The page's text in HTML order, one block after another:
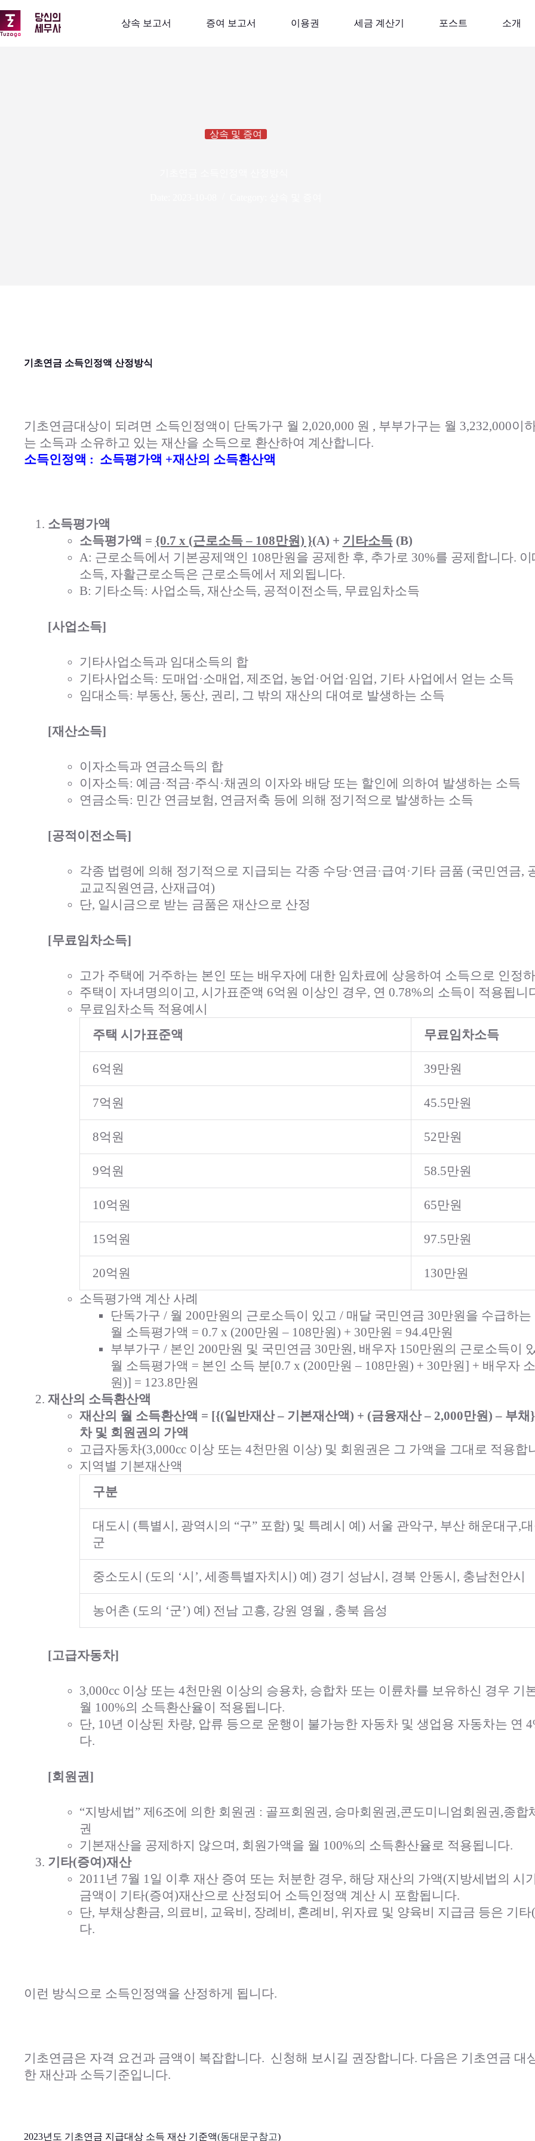
문
으
상속 보고서 증여 보고서 이용권 세금 계산기 포스트 소개
상속 및 증여
기초연금 소득인정액 산정방식
기초연금대상이 되려면 소득인정액이 단독가구 월 2,020,000 원 , 부부가구는 월 3,232,000이
는 소득과 소유하고 있는 재산을 소득으로 환산하여 계산합니다.
소득인정액 : 소득평가액 +재산의 소득환산액
소득평가액
소득평가액 = {0.7 x (근로소득 – 108만원) }(A) + 기타소득(B)
A: 근로소득에서 기본공제액인 108만원을 공제한 후, 추가로 30%를 공제합니다.
소득, 자활근로소득은 근로소득에서 제외됩니다.
B: 기타소득: 사업소득, 재산소득, 공적이전소득, 무료임차소득
[사업소득]
기타사업소득과 임대소득의 합
기타사업소득: 도매업·소매업, 제조업, 농업·어업·임업, 기타 사업에서 얻는 소득
임대소득: 부동산, 동산, 권리, 그 밖의 재산의 대여로 발생하는 소득
[재산소득]
이자소득과 연금소득의 합
이자소득: 예금·적금·주식·채권의 이자와 배당 또는 할인에 의하여 발생하는 소득
연금소득: 민간 연금보험, 연금저축 등에 의해 정기적으로 발생하는 소득
[공적이전소득]
각종 법령에 의해 정기적으로 지급되는 각종 수당·연금·급여·기타 금품 (국민연금,
교교직원연금, 산재급여)
단, 일시금으로 받는 금품은 재산으로 산정
[무료임차소득]
고가 주택에 거주하는 본인 또는 배우자에 대한 임차료에 상응하여 소득으로 인정
주택이 자녀명의이고, 시가표준액 6억원 이상인 경우, 연 0.78%의 소득이 적용됩니
무료임차소득 적용예시
주택 시가표준액
무료임차소득
6억원 39만원
7억원 45.5만원
8억원 52만원
9억원 58.5만원
10억원 65만원
15억원 97.5만원
20억원
130만원
소득평가액 계산 사례
단독가구 / 월 200만원의 근로소득이 있고 / 매달 국민연금 30만원을 수급하는
월 소득평가액 = 0.7 x (200만원 – 108만원) + 30만원 = 94.4만원
부부가구 / 본인 200만원 및 국민연금 30만원, 배우자 150만원의 근로소득이
월 소득평가액 = 본인 소득 분[0.7 x (200만원 – 108만원) + 30만원] + 배우자
원)] = 123.8만원
재산의 소득환산액
재산의 월 소득환산액 = [{(일반재산 – 기본재산액) + (금융재산 – 2,000만원) – 부
차 및 회원권의 가액
고급자동차(3,000cc 이상 또는 4천만원 이상) 및 회원권은 그 가액을 그대로 적용합
지역별 기본재산액
구분
대도시 (특별시, 광역시의 “구” 포함) 및 특례시 예) 서울 관악구, 부산 해운대구,
군
중소도시 (도의 ‘시’, 세종특별자치시) 예) 경기 성남시, 경북 안동시, 충남천안시
농어촌 (도의 ‘군’) 예) 전남 고흥, 강원 영월 , 충북 음성
[고급자동차]
3,000cc 이상 또는 4천만원 이상의 승용차, 승합차 또는 이륜차를 보유하신 경우 기
월 100%의 소득환산율이 적용됩니다.
단, 10년 이상된 차량, 압류 등으로 운행이 불가능한 자동차 및 생업용 자동차는 연
다.
[회원권]
“지방세법” 제6조에 의한 회원권 : 골프회원권, 승마회원권,콘도미니엄회원권,종
권
기본재산을 공제하지 않으며, 회원가액을 월 100%의 소득환산율로 적용됩니다.
기타(증여)재산
2011년 7월 1일 이후 재산 증여 또는 처분한 경우, 해당 재산의 가액(지방세법의 시
금액이 기타(증여)재산으로 산정되어 소득인정액 계산 시 포함됩니다.
단, 부채상환금, 의료비, 교육비, 장례비, 혼례비, 위자료 및 양육비 지급금 등은 기
다.
이런 방식으로 소득인정액을 산정하게 됩니다.
기초연금은 자격 요건과 금액이 복잡합니다. 신청해 보시길 권장합니다. 다음은 기초연금 대
한 재산과 소득기준입니다.
2023년도 기초연금 지급대상 소득 재산 기준액(동대문구참고)